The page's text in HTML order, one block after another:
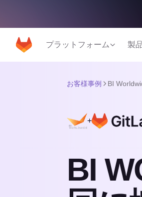
プラットフォーム 製
お客様事例 BI
+
BI